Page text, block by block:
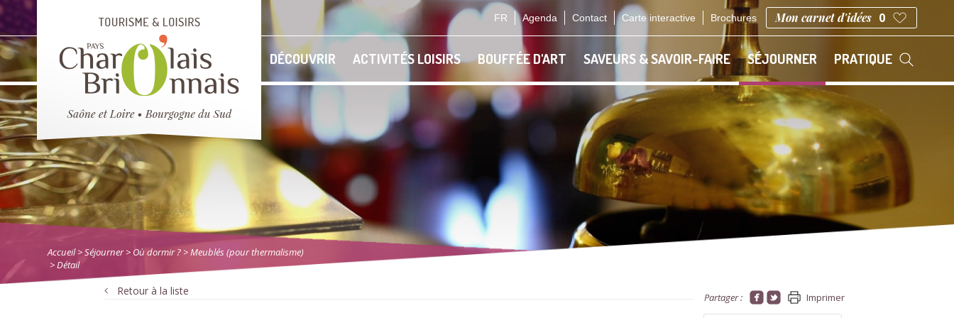
FR Agenda Contact Carte interactive Brochures Mon carnet d'idées 0
DÉCOUVRIR ACTIVITÉS LOISIRS BOUFFÉE D'ART SAVEURS & SAVOIR-FAIRE SÉJOURNER PRATIQUE
Accueil> Séjourner> Où dormir ? >Meublés (pour thermalisme)
> Détail
Retour à la liste Partager : Imprimer